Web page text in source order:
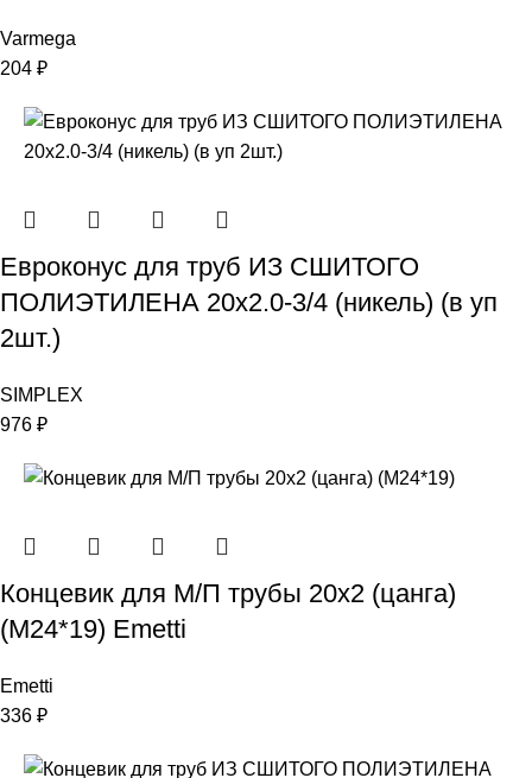
Varmega
204 ₽
Евроконус для труб ИЗ СШИТОГО
ПОЛИЭТИЛЕНА 20х2.0-3/4 (никель) (в уп
2шт.)
SIMPLEX
976 ₽
Концевик для М/П трубы 20х2 (цанга)
(М24*19) Emetti
Emetti
336 ₽